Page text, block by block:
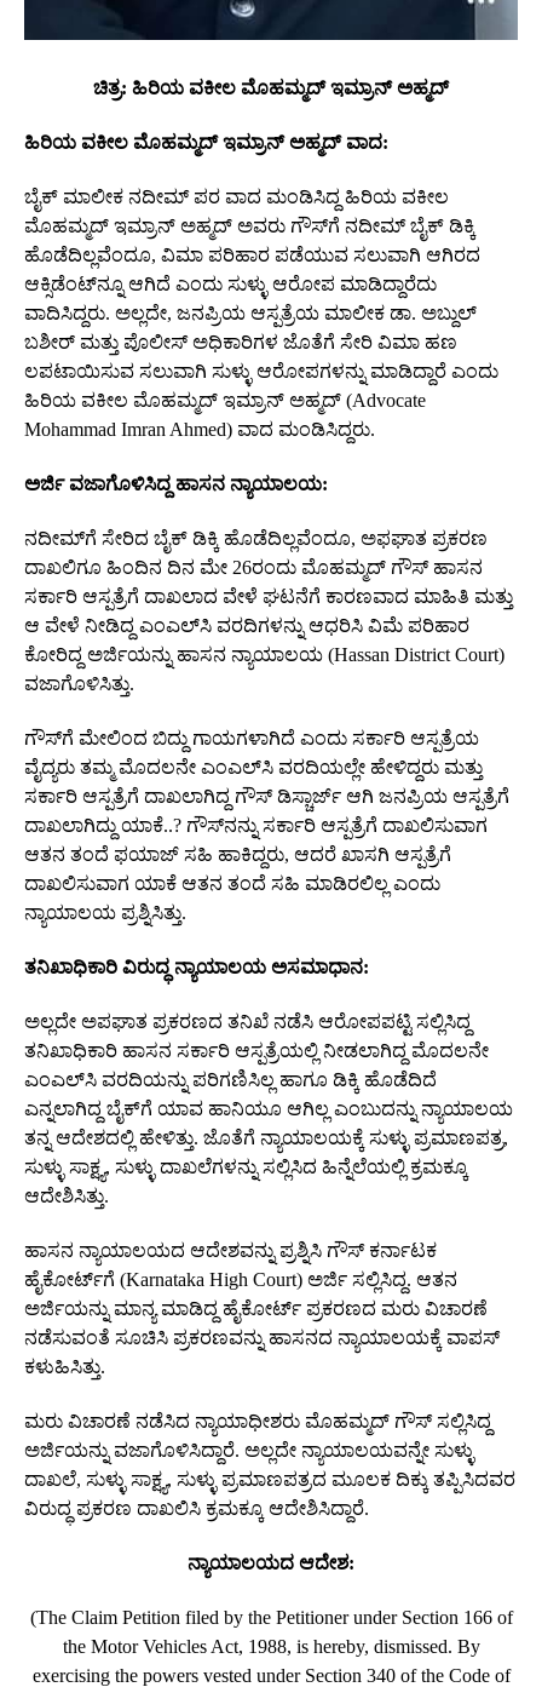
ಚಿತ್ರ: ಹಿರಿಯ ವಕೀಲ ಮೊಹಮ್ಮದ್‌ ಇಮ್ರಾನ್‌ ಅಹ್ಮದ್‌
ಹಿರಿಯ ವಕೀಲ ಮೊಹಮ್ಮದ್‌ ಇಮ್ರಾನ್‌ ಅಹ್ಮದ್‌ ವಾದ:
ಬೈಕ್‌ ಮಾಲೀಕ ನದೀಮ್‌ ಪರ ವಾದ ಮಂಡಿಸಿದ್ದ ಹಿರಿಯ ವಕೀಲ
ಮೊಹಮ್ಮದ್‌ ಇಮ್ರಾನ್‌ ಅಹ್ಮದ್‌ ಅವರು ಗೌಸ್‌ಗೆ ನದೀಮ್‌ ಬೈಕ್‌ ಡಿಕ್ಕಿ
ಹೊಡೆದಿಲ್ಲವೆಂದೂ, ವಿಮಾ ಪರಿಹಾರ ಪಡೆಯುವ ಸಲುವಾಗಿ ಆಗಿರದ
ಆಕ್ಸಿಡೆಂಟ್‌ನ್ನೂ ಆಗಿದೆ ಎಂದು ಸುಳ್ಳು ಆರೋಪ ಮಾಡಿದ್ದಾರೆದು
ವಾದಿಸಿದ್ದರು. ಅಲ್ಲದೇ, ಜನಪ್ರಿಯ ಆಸ್ಪತ್ರೆಯ ಮಾಲೀಕ ಡಾ. ಅಬ್ದುಲ್‌
ಬಶೀರ್‌ ಮತ್ತು ಪೊಲೀಸ್‌ ಅಧಿಕಾರಿಗಳ ಜೊತೆಗೆ ಸೇರಿ ವಿಮಾ ಹಣ
ಲಪಟಾಯಿಸುವ ಸಲುವಾಗಿ ಸುಳ್ಳು ಆರೋಪಗಳನ್ನು ಮಾಡಿದ್ದಾರೆ ಎಂದು
ಹಿರಿಯ ವಕೀಲ ಮೊಹಮ್ಮದ್‌ ಇಮ್ರಾನ್‌ ಅಹ್ಮದ್‌ (Advocate
Mohammad Imran Ahmed) ವಾದ ಮಂಡಿಸಿದ್ದರು.
ಅರ್ಜಿ ವಜಾಗೊಳಿಸಿದ್ದ ಹಾಸನ ನ್ಯಾಯಾಲಯ:
ನದೀಮ್‌ಗೆ ಸೇರಿದ ಬೈಕ್‌ ಡಿಕ್ಕಿ ಹೊಡೆದಿಲ್ಲವೆಂದೂ, ಅಫಘಾತ ಪ್ರಕರಣ
ದಾಖಲಿಗೂ ಹಿಂದಿನ ದಿನ ಮೇ 26ರಂದು ಮೊಹಮ್ಮದ್‌ ಗೌಸ್‌ ಹಾಸನ
ಸರ್ಕಾರಿ ಆಸ್ಪತ್ರೆಗೆ ದಾಖಲಾದ ವೇಳೆ ಘಟನೆಗೆ ಕಾರಣವಾದ ಮಾಹಿತಿ ಮತ್ತು
ಆ ವೇಳೆ ನೀಡಿದ್ದ ಎಂಎಲ್‌ಸಿ ವರದಿಗಳನ್ನು ಆಧರಿಸಿ ವಿಮೆ ಪರಿಹಾರ
ಕೋರಿದ್ದ ಅರ್ಜಿಯನ್ನು ಹಾಸನ ನ್ಯಾಯಾಲಯ (Hassan District Court)
ವಜಾಗೊಳಿಸಿತ್ತು.
ಗೌಸ್‌ಗೆ ಮೇಲಿಂದ ಬಿದ್ದು ಗಾಯಗಳಾಗಿದೆ ಎಂದು ಸರ್ಕಾರಿ ಆಸ್ಪತ್ರೆಯ
ವೈದ್ಯರು ತಮ್ಮ ಮೊದಲನೇ ಎಂಎಲ್‌ಸಿ ವರದಿಯಲ್ಲೇ ಹೇಳಿದ್ದರು ಮತ್ತು
ಸರ್ಕಾರಿ ಆಸ್ಪತ್ರೆಗೆ ದಾಖಲಾಗಿದ್ದ ಗೌಸ್‌ ಡಿಸ್ಚಾರ್ಜ್‌ ಆಗಿ ಜನಪ್ರಿಯ ಆಸ್ಪತ್ರೆಗೆ
ದಾಖಲಾಗಿದ್ದು ಯಾಕೆ..? ಗೌಸ್‌ನನ್ನು ಸರ್ಕಾರಿ ಆಸ್ಪತ್ರೆಗೆ ದಾಖಲಿಸುವಾಗ
ಆತನ ತಂದೆ ಫಯಾಜ್‌ ಸಹಿ ಹಾಕಿದ್ದರು, ಆದರೆ ಖಾಸಗಿ ಆಸ್ಪತ್ರೆಗೆ
ದಾಖಲಿಸುವಾಗ ಯಾಕೆ ಆತನ ತಂದೆ ಸಹಿ ಮಾಡಿರಲಿಲ್ಲ ಎಂದು
ನ್ಯಾಯಾಲಯ ಪ್ರಶ್ನಿಸಿತ್ತು.
ತನಿಖಾಧಿಕಾರಿ ವಿರುದ್ಧ ನ್ಯಾಯಾಲಯ ಅಸಮಾಧಾನ:
ಅಲ್ಲದೇ ಅಪಘಾತ ಪ್ರಕರಣದ ತನಿಖೆ ನಡೆಸಿ ಆರೋಪಪಟ್ಟಿ ಸಲ್ಲಿಸಿದ್ದ
ತನಿಖಾಧಿಕಾರಿ ಹಾಸನ ಸರ್ಕಾರಿ ಆಸ್ಪತ್ರೆಯಲ್ಲಿ ನೀಡಲಾಗಿದ್ದ ಮೊದಲನೇ
ಎಂಎಲ್‌ಸಿ ವರದಿಯನ್ನು ಪರಿಗಣಿಸಿಲ್ಲ ಹಾಗೂ ಡಿಕ್ಕಿ ಹೊಡೆದಿದೆ
ಎನ್ನಲಾಗಿದ್ದ ಬೈಕ್‌ಗೆ ಯಾವ ಹಾನಿಯೂ ಆಗಿಲ್ಲ ಎಂಬುದನ್ನು ನ್ಯಾಯಾಲಯ
ತನ್ನ ಆದೇಶದಲ್ಲಿ ಹೇಳಿತ್ತು. ಜೊತೆಗೆ ನ್ಯಾಯಾಲಯಕ್ಕೆ ಸುಳ್ಳು ಪ್ರಮಾಣಪತ್ರ,
ಸುಳ್ಳು ಸಾಕ್ಷ್ಯ, ಸುಳ್ಳು ದಾಖಲೆಗಳನ್ನು ಸಲ್ಲಿಸಿದ ಹಿನ್ನೆಲೆಯಲ್ಲಿ ಕ್ರಮಕ್ಕೂ
ಆದೇಶಿಸಿತ್ತು.
ಹಾಸನ ನ್ಯಾಯಾಲಯದ ಆದೇಶವನ್ನು ಪ್ರಶ್ನಿಸಿ ಗೌಸ್‌ ಕರ್ನಾಟಕ
ಹೈಕೋರ್ಟ್‌ಗೆ (Karnataka High Court) ಅರ್ಜಿ ಸಲ್ಲಿಸಿದ್ದ. ಆತನ
ಅರ್ಜಿಯನ್ನು ಮಾನ್ಯ ಮಾಡಿದ್ದ ಹೈಕೋರ್ಟ್‌ ಪ್ರಕರಣದ ಮರು ವಿಚಾರಣೆ
ನಡೆಸುವಂತೆ ಸೂಚಿಸಿ ಪ್ರಕರಣವನ್ನು ಹಾಸನದ ನ್ಯಾಯಾಲಯಕ್ಕೆ ವಾಪಸ್‌
ಕಳುಹಿಸಿತ್ತು.
ಮರು ವಿಚಾರಣೆ ನಡೆಸಿದ ನ್ಯಾಯಾಧೀಶರು ಮೊಹಮ್ಮದ್‌ ಗೌಸ್‌ ಸಲ್ಲಿಸಿದ್ದ
ಅರ್ಜಿಯನ್ನು ವಜಾಗೊಳಿಸಿದ್ದಾರೆ. ಅಲ್ಲದೇ ನ್ಯಾಯಾಲಯವನ್ನೇ ಸುಳ್ಳು
ದಾಖಲೆ, ಸುಳ್ಳು ಸಾಕ್ಷ್ಯ, ಸುಳ್ಳು ಪ್ರಮಾಣಪತ್ರದ ಮೂಲಕ ದಿಕ್ಕು ತಪ್ಪಿಸಿದವರ
ವಿರುದ್ಧ ಪ್ರಕರಣ ದಾಖಲಿಸಿ ಕ್ರಮಕ್ಕೂ ಆದೇಶಿಸಿದ್ದಾರೆ.
ನ್ಯಾಯಾಲಯದ ಆದೇಶ:
(The Claim Petition filed by the Petitioner under Section 166 of
the Motor Vehicles Act, 1988, is hereby, dismissed. By
exercising the powers vested under Section 340 of the Code of